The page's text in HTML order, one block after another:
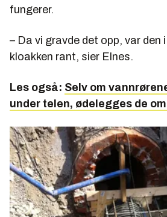
fungerer.
– Da vi gravde det opp, var den
kloakken rant, sier Elnes.
Les også: Selv om
under telen, ødelegges de